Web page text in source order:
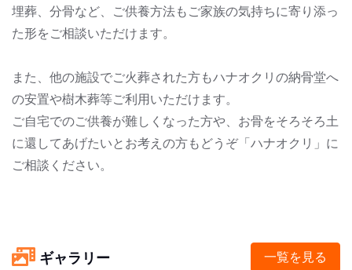
埋葬、分骨など、ご供養方法もご家族の気持ちに寄り添っ
た形をご相談いただけます。
また、他の施設でご火葬された方もハナオクリの納骨堂へ
の安置や樹木葬等ご利用いただけます。
ご自宅でのご供養が難しくなった方や、お骨をそろそろ土
に還してあげたいとお考えの方もどうぞ「ハナオクリ」に
ご相談ください。
ギャラリー 一覧を見る